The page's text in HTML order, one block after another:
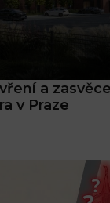
a
v Praze